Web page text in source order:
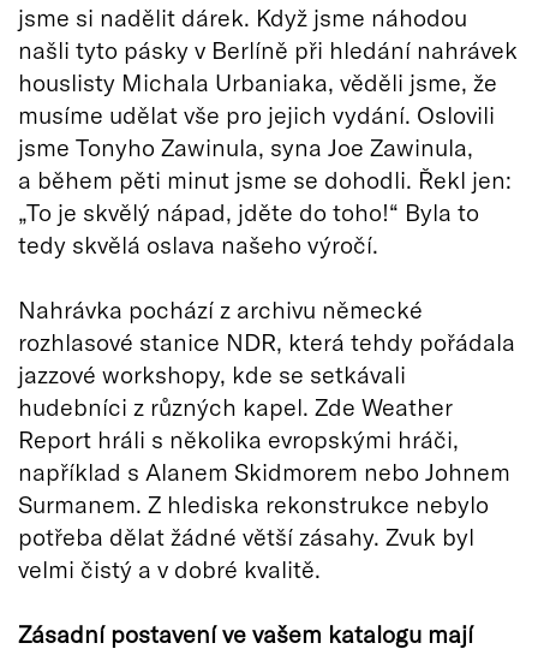
jsme si nadělit dárek. Když jsme náhodou
našli tyto pásky v Berlíně při hledání nahrávek
houslisty Michala Urbaniaka, věděli jsme, že
musíme udělat vše pro jejich vydání. Oslovili
jsme Tonyho Zawinula, syna Joe Zawinula,
a během pěti minut jsme se dohodli. Řekl jen:
„To je skvělý nápad, jděte do toho!“ Byla to
tedy skvělá oslava našeho výročí.
Nahrávka pochází z archivu německé
rozhlasové stanice NDR, která tehdy pořádala
jazzové workshopy, kde se setkávali
hudebníci z různých kapel. Zde Weather
Report hráli s několika evropskými hráči,
například s Alanem Skidmorem nebo Johnem
Surmanem. Z hlediska rekonstrukce nebylo
potřeba dělat žádné větší zásahy. Zvuk byl
velmi čistý a v dobré kvalitě.
Zásadní postavení ve vašem katalogu mají